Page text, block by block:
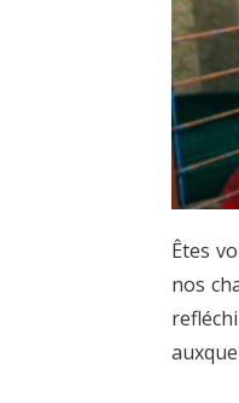
Êtes
nos